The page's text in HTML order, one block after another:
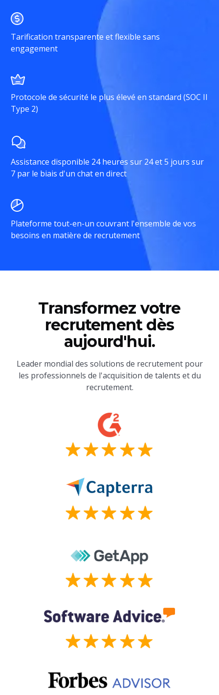
Tarification transparente et flexible sans
engagement
Protocole de sécurité le plus élevé en standard (SOC II
Type 2)
Assistance disponible 24 heures sur 24 et 5 jours sur
7 par le biais d'un chat en direct
Plateforme tout-en-un couvrant l'ensemble de vos
besoins en matière de recrutement
Transformez votre
recrutement dès
aujourd'hui.
Leader mondial des solutions de recrutement pour
les professionnels de l'acquisition de talents et du
recrutement.